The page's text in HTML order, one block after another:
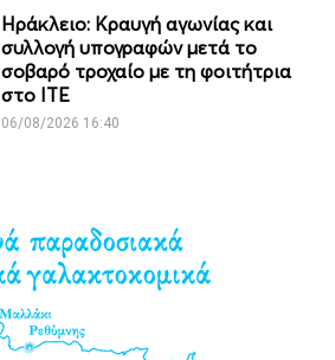
Ηράκλειο: Κραυγή αγωνίας και
συλλογή υπογραφών μετά το
σοβαρό τροχαίο με τη φοιτήτρια
στο ΙΤΕ
06/08/2026 16:40